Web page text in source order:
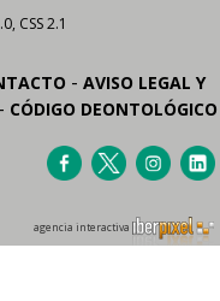
CSS 2.1
- AVISO LEGAL Y
- CÓDIGO DEONTOLÓGICO
agencia interactiva